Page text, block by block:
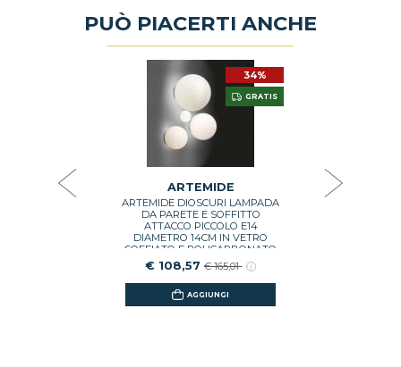
PUÒ PIACERTI ANCHE
34%
GRATIS
ARTEMIDE
ARTEMIDE DIOSCURI LAMPADA
DA PARETE E SOFFITTO
ATTACCO PICCOLO E14
DIAMETRO 14CM IN VETRO
SOFFIATO E POLICARBONATO
COLORE BIANCO 1039110A
€ 108,57 € 165,01
AGGIUNGI